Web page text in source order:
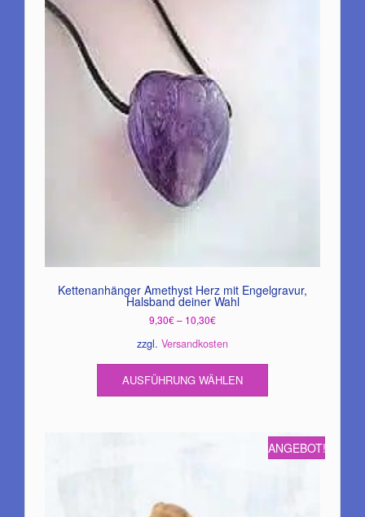
Kettenanhänger Amethyst Herz mit Engelgravur,
Halsband deiner Wahl
9,30€– 10,30€
zzgl. Versandkosten
AUSFÜHRUNG WÄHLEN
Dieses
weist
Varianten
auf.
ANGEBOT!